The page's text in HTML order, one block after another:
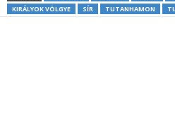
KIRÁLYOK VÖLGYE
SÍR TUTANHAMON